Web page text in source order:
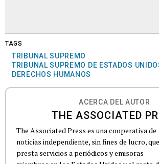
TAGS
TRIBUNAL SUPREMO
TRIBUNAL SUPREMO DE ESTADOS
DERECHOS HUMANOS
ACERCA DEL AUTOR
THE ASSOCIATED
The Associated Press es una cooperativa de
noticias independiente, sin fines de lucro, que
presta servicios a periódicos y emisoras